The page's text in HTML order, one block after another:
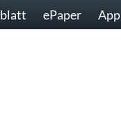
ePaper App